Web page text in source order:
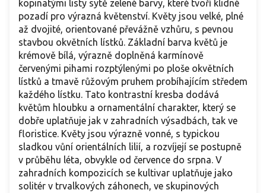
kopinatými listy sytě zelené barvy, které tvoří klidné
pozadí pro výrazná květenství. Květy jsou velké, plné
až dvojité, orientované převážně vzhůru, s pevnou
stavbou okvětních lístků. Základní barva květů je
krémově bílá, výrazně doplněná karmínově
červenými pihami rozptýlenými po ploše okvětních
lístků a tmavě růžovým pruhem probíhajícím středem
každého lístku. Tato kontrastní kresba dodává
květům hloubku a ornamentální charakter, který se
dobře uplatňuje jak v zahradních výsadbách, tak ve
floristice. Květy jsou výrazně vonné, s typickou
sladkou vůní orientálních lilií, a rozvíjejí se postupně
v průběhu léta, obvykle od července do srpna. V
zahradních kompozicích se kultivar uplatňuje jako
solitér v trvalkových záhonech, ve skupinových